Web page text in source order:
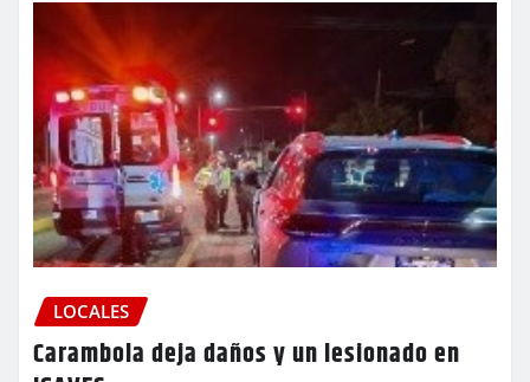
LOCALES
Carambola deja daños y un lesionado en